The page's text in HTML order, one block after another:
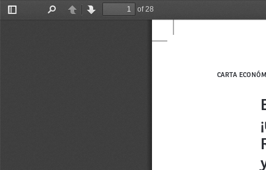
Toggle
PreviousNext
of 28
fiflfl fififl fl |